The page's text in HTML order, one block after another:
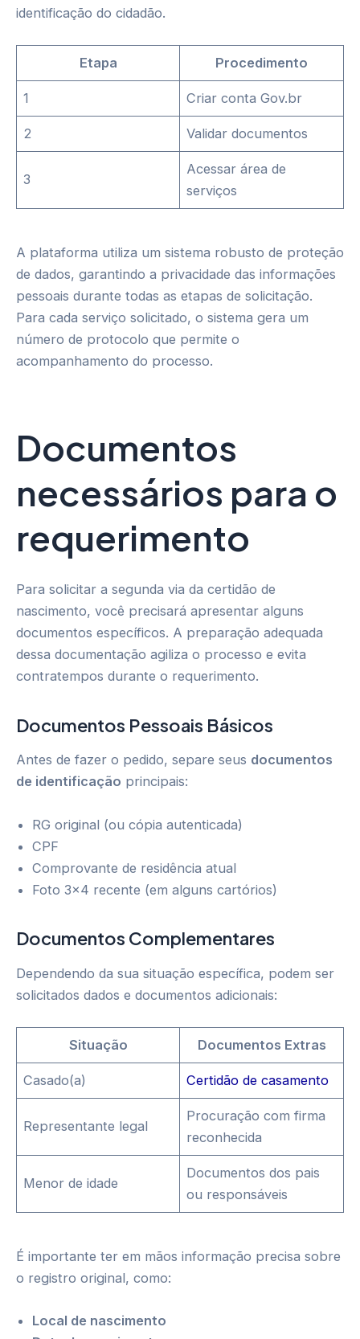
identificação do cidadão.
Etapa Procedimento
1 Criar conta Gov.br
2 Validar documentos
3
Acessar área de
serviços
A plataforma utiliza um sistema robusto de proteção
de dados, garantindo a privacidade das informações
pessoais durante todas as etapas de solicitação.
Para cada serviço solicitado, o sistema gera um
número de protocolo que permite o
acompanhamento do processo.
Documentos
necessários para o
requerimento
Para solicitar a segunda via da certidão de
nascimento, você precisará apresentar alguns
documentos específicos. A preparação adequada
dessa documentação agiliza o processo e evita
contratempos durante o requerimento.
Documentos Pessoais Básicos
Antes de fazer o pedido, separe seus documentos
de identificação principais:
RG original (ou cópia autenticada)
CPF
Comprovante de residência atual
Foto 3×4 recente (em alguns cartórios)
Documentos Complementares
Dependendo da sua situação específica, podem ser
solicitados dados e documentos adicionais:
Situação Documentos Extras
Casado(a) Certidão de casamento
Representante legal
Procuração com firma
reconhecida
Menor de idade
Documentos dos pais
ou responsáveis
É importante ter em mãos informação precisa sobre
o registro original, como:
Local de nascimento